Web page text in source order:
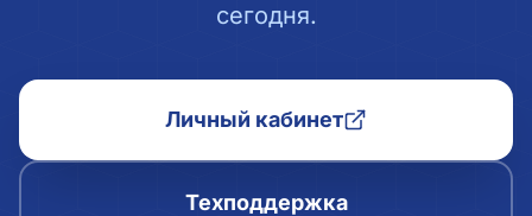
сегодня.
Личный кабинет
Техподдержка